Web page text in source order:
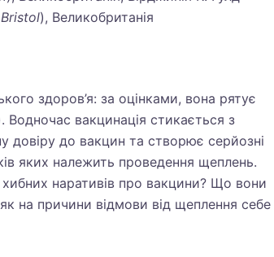
Bristol), Великобританія
здоров’я: за оцінками, вона рятує
Водночас вакцинація стикається з
довіру до вакцин та створює серйозні
яких належить проведення щеплень.
наративів про вакцини? Що вони
на причини відмови від щеплення себе